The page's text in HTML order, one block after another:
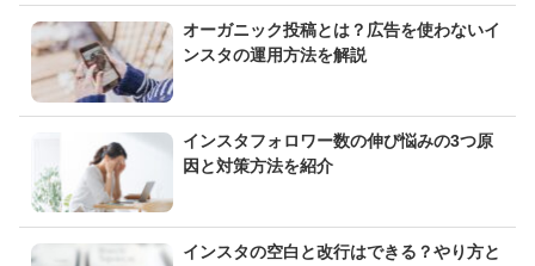
オーガニック投稿とは？広告を使わないイ
ンスタの運用方法を解説
インスタフォロワー数の伸び悩みの3つ原
因と対策方法を紹介
インスタの空白と改行はできる？やり方と